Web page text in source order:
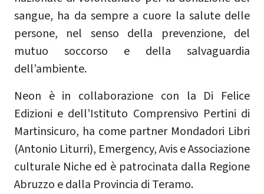
sangue, ha da sempre a cuore la salute delle
persone, nel senso della prevenzione, del
mutuo soccorso e della salvaguardia
dell’ambiente.
Neon è in collaborazione con la Di Felice
Edizioni e dell’Istituto Comprensivo Pertini di
Martinsicuro, ha come partner Mondadori Libri
(Antonio Liturri), Emergency, Avis e Associazione
culturale Niche ed è patrocinata dalla Regione
Abruzzo e dalla Provincia di Teramo.